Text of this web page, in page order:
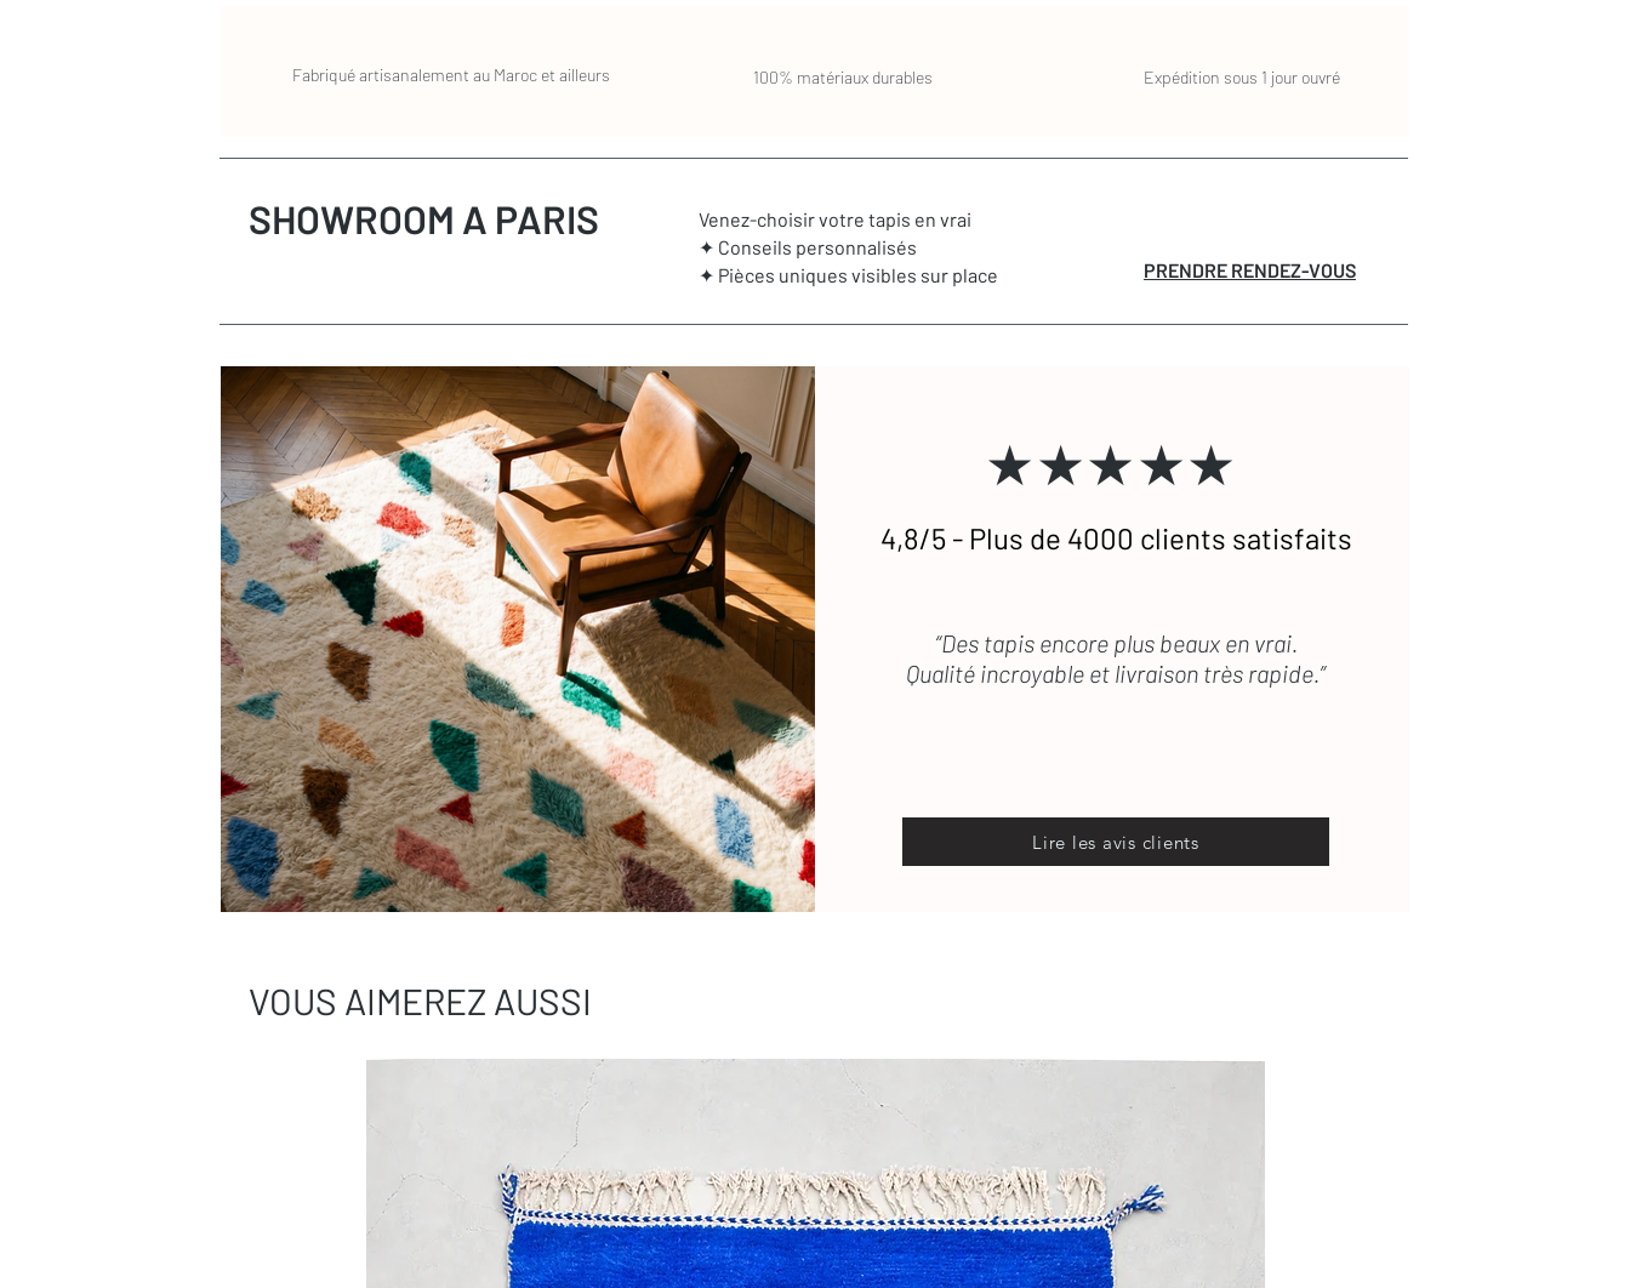
Fabriqué artisanalement au Maroc et ailleurs 100% matériaux durables Expédition sous 1 jour ouvré
SHOWROOM A PARIS
Venez-choisir votre tapis en vrai
✦ Conseils personnalisés
✦ Pièces uniques visibles sur place
PRENDRE RENDEZ-VOUS
★★★★★
4,8/5 - Plus de 4000 clients satisfaits
“Des tapis encore plus beaux en vrai.
Qualité incroyable et livraison très rapide.”
Lire les avis clients
VOUS AIMEREZ AUSSI